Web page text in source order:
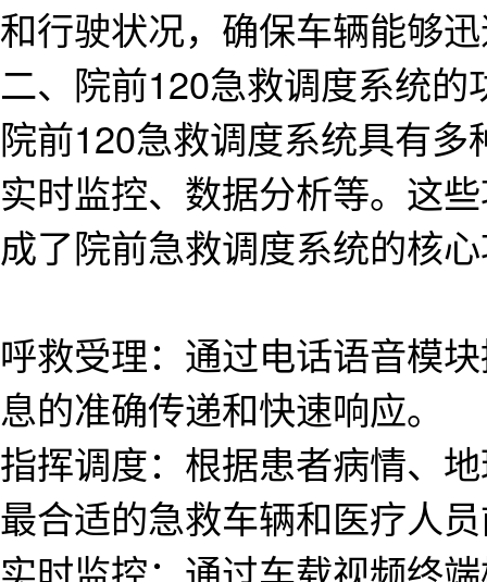
和行驶状况，确保车辆能够
二、院前120急救调度系统的
院前120急救调度系统具有
实时监控、数据分析等。这
成了院前急救调度系统的核
呼救受理：通过电话语音模
息的准确传递和快速响应。
指挥调度：根据患者病情、
最合适的急救车辆和医疗人